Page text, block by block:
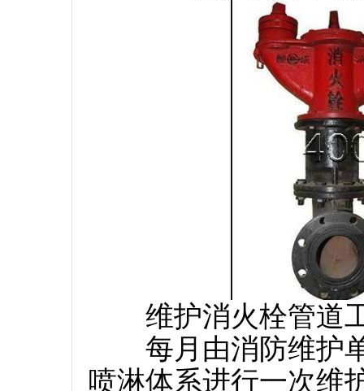
维护消火栓管道
每月由消防维护单
喷淋体系进行一次维